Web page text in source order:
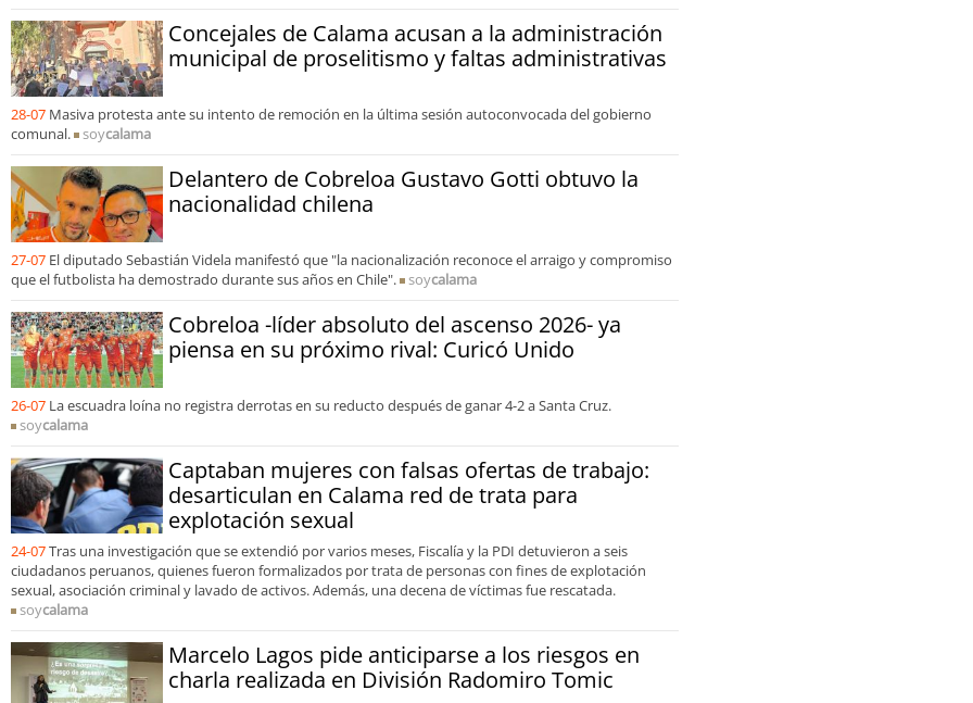
Concejales de Calama acusan a la administración
municipal de proselitismo y faltas administrativas
28-07 Masiva protesta ante su intento de remoción en la última sesión autoconvocada del gobierno
comunal.
soycalama
Delantero de Cobreloa Gustavo Gotti obtuvo la
nacionalidad chilena
27-07 El diputado Sebastián Videla manifestó que "la nacionalización reconoce el arraigo y compromiso
que el futbolista ha demostrado durante sus años en Chile".
soycalama
Cobreloa -líder absoluto del ascenso 2026- ya
piensa en su próximo rival: Curicó Unido
26-07 La escuadra loína no registra derrotas en su reducto después de ganar 4-2 a Santa Cruz.
soycalama
Captaban mujeres con falsas ofertas de trabajo:
desarticulan en Calama red de trata para
explotación sexual
24-07Tras una investigación que se extendió por varios meses, Fiscalía y la PDI detuvieron a seis
ciudadanos peruanos, quienes fueron formalizados por trata de personas con fines de explotación
sexual, asociación criminal y lavado de activos. Además, una decena de víctimas fue rescatada.
soycalama
Marcelo Lagos pide anticiparse a los riesgos en
charla realizada en División Radomiro Tomic